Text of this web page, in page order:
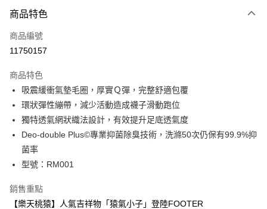
信用卡一次付款
超商取貨付款
Apple Pay
ATM付款
運送方式
付款後全家取貨
商品特色
商品編號
11750157
商品特色
吸震緩衝氣墊毛圈，厚實Ｑ彈，完整舒適包覆
環狀彈性繃帶，減少活動造成襪子滑動跑位
獨特透氣網狀織法設計，有效提升足底透氣度
Deo-double Plus©專業抑菌除臭技術，洗滌50次仍保有99.9%抑
菌率
型號：RM001
銷售重點
【樂天桃猿】人氣吉祥物「猿氣小子」登陸FOOTER